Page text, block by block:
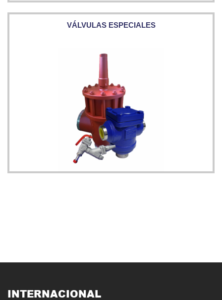
VÁLVULAS ESPECIALES
INTERNACIONAL